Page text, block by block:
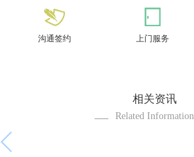
沟通签约 上门服务
相关资讯
Related Information